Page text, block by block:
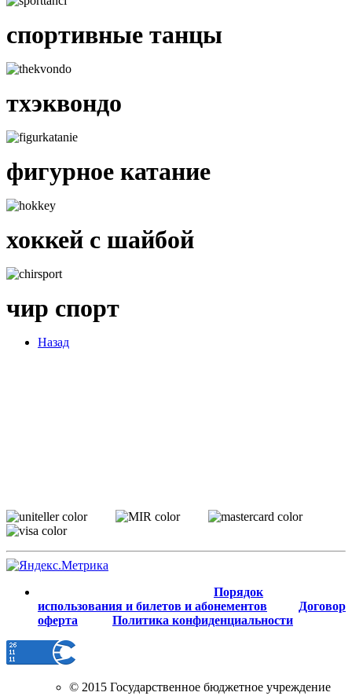
спортивные танцы
тхэквондо
фигурное катание
хоккей с шайбой
чир спорт
Назад
Порядок
использования и билетов и абонементов
Договор
оферта
Политика конфиденциальности
© 2015 Государственное бюджетное учреждение